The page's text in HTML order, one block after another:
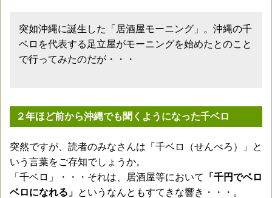
突如沖縄に誕生した「居酒屋モーニング」。沖縄の千
ベロを代表する足立屋がモーニングを始めたとのこと
で行ってみたのだが・・・
２年ほど前から沖縄でも聞くようになった千ベロ
突然ですが、読者のみなさんは「千ベロ（せんべろ）」と
いう言葉をご存知でしょうか。
「千ベロ」・・・それは、居酒屋等において
「千円でベロ
ベロになれる」 というなんともすてきな響き・・・。